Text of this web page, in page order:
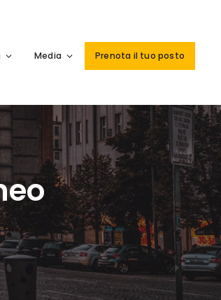
Media Prenota il tuo posto